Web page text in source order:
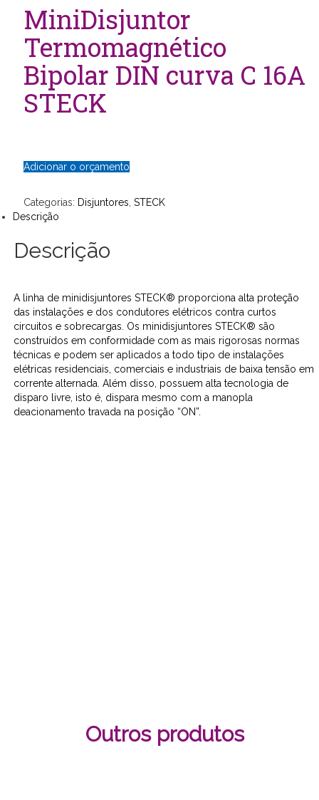
MiniDisjuntor
Termomagnético
Bipolar DIN curva C 16A
STECK
Adicionar o orçamento
Categorias: Disjuntores STECK
Descrição
Descrição
A linha de minidisjuntores STECK® proporciona alta proteção
das instalações e dos condutores elétricos contra curtos
circuitos e sobrecargas. Os minidisjuntores STECK® são
construídos em conformidade com as mais rigorosas normas
técnicas e podem ser aplicados a todo tipo de instalações
elétricas residenciais, comerciais e industriais de baixa tensão em
corrente alternada. Além disso, possuem alta tecnologia de
disparo livre, isto é, dispara mesmo com a manopla
deacionamento travada na posição “ON”.
Outros produtos